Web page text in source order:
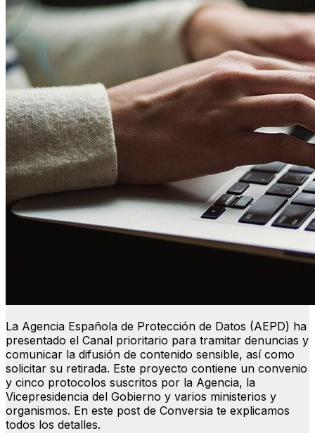
La Agencia Española de Protección de Datos (AEPD) ha
presentado el Canal prioritario para tramitar denuncias y
comunicar la difusión de contenido sensible, así como
solicitar su retirada. Este proyecto contiene un convenio
y cinco protocolos suscritos por la Agencia, la
Vicepresidencia del Gobierno y varios ministerios y
organismos. En este post de Conversia te explicamos
todos los detalles.